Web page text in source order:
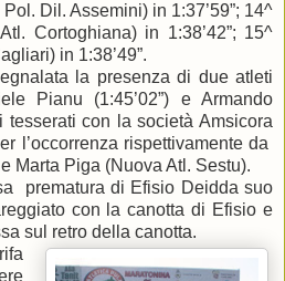
Dil. Assemini) in 1:37’59”; 14^
Cortoghiana) in 1:38’42”; 15^
in 1:38’49”.
la presenza di due atleti
Pianu (1:45’02”) e Armando
tesserati con la società Amsicora
l’occorrenza rispettivamente da
Marta Piga (Nuova Atl. Sestu).
prematura di Efisio Deidda suo
con la canotta di Efisio e
sul retro della canotta.